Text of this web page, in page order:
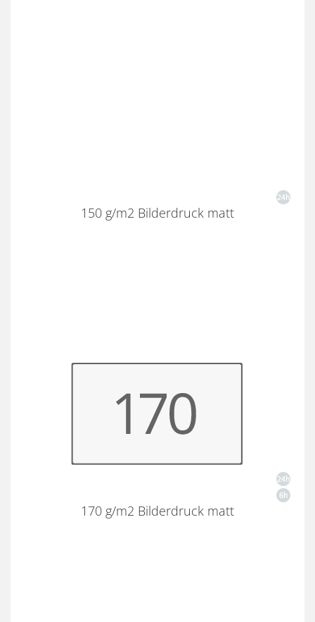
150 g/m2 Bilderdruck matt
170 g/m2 Bilderdruck matt